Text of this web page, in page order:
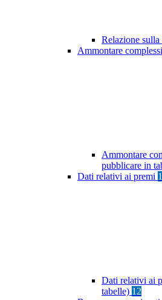
Relazione sulla
Ammontare
Ammontare
pubblicare in
Dati relativi ai premi
Dati relativi ai
tabelle) 12